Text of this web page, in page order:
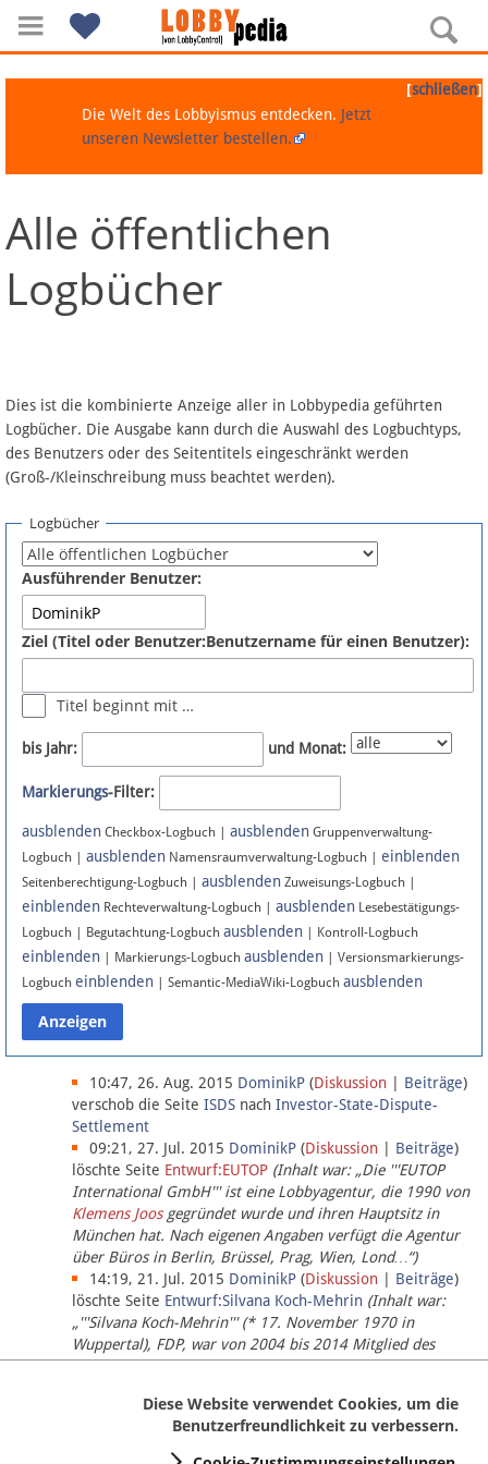
Navigation
Über Lobbypedia
Artikel nach Kategorien
FAQ
Fördermitglied werden
Fehler melden
Newsletter
Bluesky
Facebook
Instagram
Anmelden
Datenschutz
Über Lobbypedia
Impressum
[schließen]
Die Welt des Lobbyismus entdecken. Jetzt
unseren Newsletter bestellen.
Alle öffentlichen
Logbücher
Dies ist die kombinierte Anzeige aller in Lobbypedia geführten
Logbücher. Die Ausgabe kann durch die Auswahl des Logbuchtyps,
des Benutzers oder des Seitentitels eingeschränkt werden
(Groß-/Kleinschreibung muss beachtet werden).
Logbücher
Ausführender Benutzer:
Ziel (Titel oder Benutzer:Benutzername für einen Benutzer):
Titel beginnt mit …
bis Jahr: und Monat:
Markierungs-Filter:
ausblenden Checkbox-Logbuch | ausblenden Gruppenverwaltung-
Logbuch | ausblenden Namensraumverwaltung-Logbuch | einblenden
Seitenberechtigung-Logbuch | ausblenden Zuweisungs-Logbuch |
einblenden Rechteverwaltung-Logbuch | ausblenden Lesebestätigungs-
Logbuch | Begutachtung-Logbuch ausblenden | Kontroll-Logbuch
einblenden | Markierungs-Logbuch ausblenden | Versionsmarkierungs-
Logbuch einblenden | Semantic-MediaWiki-Logbuch ausblenden
10:47, 26. Aug. 2015 DominikP (Diskussion Beiträge)
verschob die Seite ISDS nach Investor-State-Dispute-
Settlement
09:21, 27. Jul. 2015 DominikP (Diskussion Beiträge)
löschte Seite Entwurf:EUTOP (Inhalt war: „Die '''EUTOP
International GmbH''' ist eine Lobbyagentur, die 1990 von
Klemens Joosgegründet wurde und ihren Hauptsitz in
München hat. Nach eigenen Angaben verfügt die Agentur
über Büros in Berlin, Brüssel, Prag, Wien, Lond…“)
14:19, 21. Jul. 2015 DominikP (Diskussion Beiträge)
löschte Seite Entwurf:Silvana Koch-Mehrin (Inhalt war:
„'''Silvana Koch-Mehrin''' (* 17. November 1970 in
Wuppertal), FDP, war von 2004 bis 2014 Mitglied des
Europäischen Parlaments, seit November 2014 ist sie für
Diese Website verwendet Cookies, um die
Benutzerfreundlichkeit zu verbessern.